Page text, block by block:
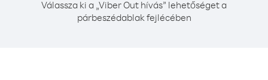
Válassza ki a „Viber Out hívás” lehetőséget a
párbeszédablak fejlécében